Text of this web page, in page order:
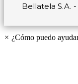
Bellatela S.A.
× ¿Cómo puedo